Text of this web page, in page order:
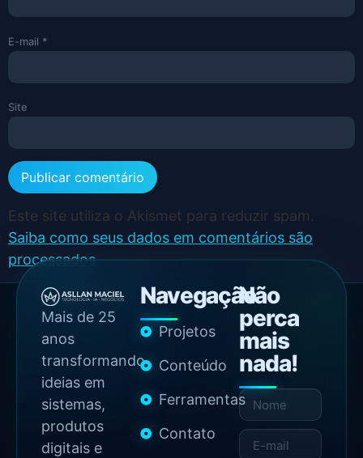
E-mail *
Site
Este site utiliza o Akismet para reduzir spam.
Saiba como seus dados em comentários são
processados.
Mais de 25
anos
transformando
ideias em
sistemas,
produtos
digitais e
Navegação
Projetos
Conteúdo
Ferramentas
Contato
Não
perca
mais
nada!